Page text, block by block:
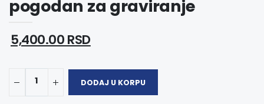
pogodan za graviranje
5,400.00 RSD
1 DODAJ U KORPU